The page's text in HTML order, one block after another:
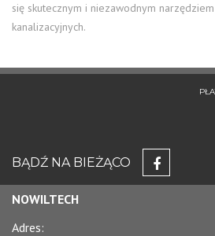
się skutecznym i niezawodnym
kanalizacyjnych.
BĄDŹ NA BIEŻĄCO
NOWILTECH
Adres: